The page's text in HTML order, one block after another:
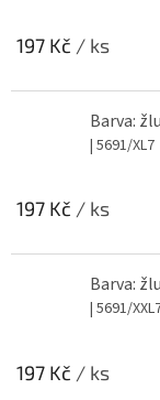
197 Kč / ks
Barva:
| 5691/XL7
197 Kč / ks
Barva:
| 5691/
197 Kč / ks